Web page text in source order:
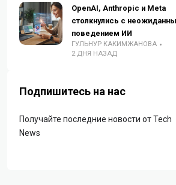
OpenAI, Anthropic и Meta
столкнулись с
поведением ИИ
ГУЛЬНУР КАКИМЖАНОВА
2 ДНЯ НАЗАД
Подпишитесь на нас
Получайте последние новости от Tech
News